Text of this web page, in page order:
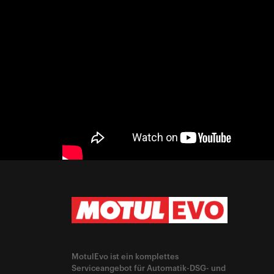
MotulEvo ist ein komplettes
Serviceangebot für Automatik-DSG- und